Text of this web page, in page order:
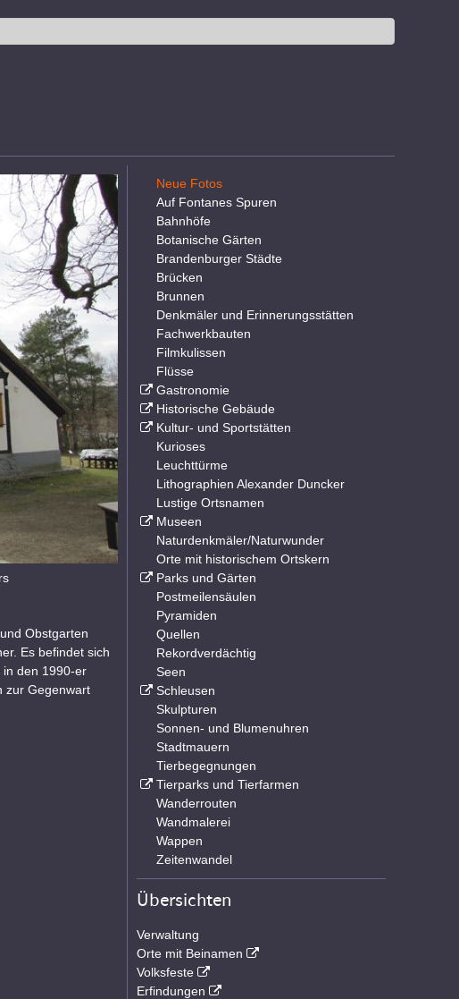
Obstgarten
Es befindet sich
in den 1990-er
zur Gegenwart
Neue Fotos
Auf Fontanes Spuren
Bahnhöfe
Botanische Gärten
Brandenburger Städte
Brücken
Brunnen
Denkmäler und Erinnerungsstätten
Fachwerkbauten
Filmkulissen
Flüsse
Gastronomie
Historische Gebäude
Kultur- und Sportstätten
Kurioses
Leuchttürme
Lithographien Alexander Duncker
Lustige Ortsnamen
Museen
Naturdenkmäler/Naturwunder
Orte mit historischem Ortskern
Parks und Gärten
Postmeilensäulen
Pyramiden
Quellen
Rekordverdächtig
Seen
Schleusen
Skulpturen
Sonnen- und Blumenuhren
Stadtmauern
Tierbegegnungen
Tierparks und Tierfarmen
Wanderrouten
Wandmalerei
Wappen
Zeitenwandel
Übersichten
Verwaltung
Orte mit Beinamen
Volksfeste
Erfindungen